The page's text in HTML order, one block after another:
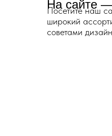
На сайте
Посетите наш
широкий
советами